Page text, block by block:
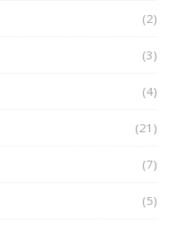
(2)
(3)
(4)
(21)
(7)
(5)